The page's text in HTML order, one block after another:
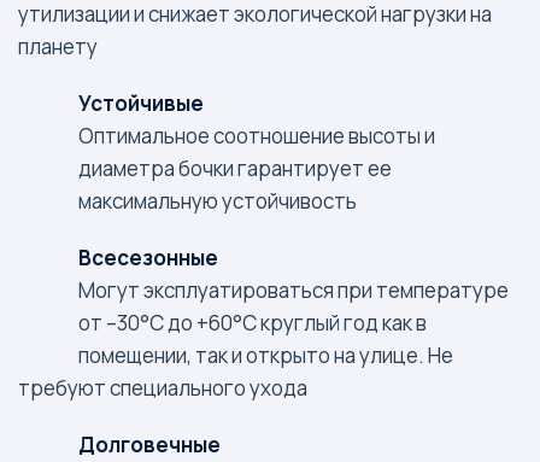
утилизации и снижает экологической нагрузки на
планету
Устойчивые
Оптимальное соотношение высоты и
диаметра бочки гарантирует ее
максимальную устойчивость
Всесезонные
Могут эксплуатироваться при температуре
от –30°С до +60°С круглый год как в
помещении, так и открыто на улице. Не
требуют специального ухода
Долговечные